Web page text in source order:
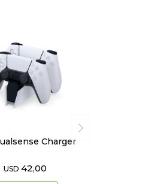
Charger
USD 42,00